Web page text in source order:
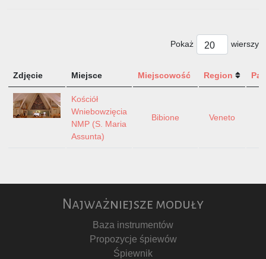
Pokaż wierszy
Zdjęcie Miejsce Miejscowość Region
Kościół
Wniebowzięcia
NMP (S. Maria
Assunta)
Bibione Veneto
Najważniejsze moduły
Baza instrumentów
Propozycje śpiewów
Śpiewnik